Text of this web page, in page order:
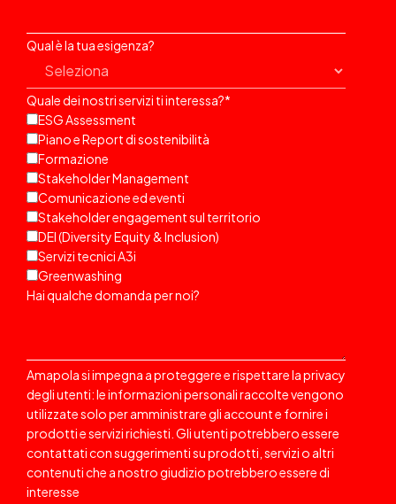
Qual è la tua esigenza?
Quale dei nostri servizi ti interessa?*
ESG Assessment
Piano e Report di sostenibilità
Formazione
Stakeholder Management
Comunicazione ed eventi
Stakeholder engagement sul territorio
DEI (Diversity Equity & Inclusion)
Servizi tecnici A3i
Greenwashing
Hai qualche domanda per noi?
Amapola si impegna a proteggere e rispettare la privacy
degli utenti: le informazioni personali raccolte vengono
utilizzate solo per amministrare gli account e fornire i
prodotti e servizi richiesti. Gli utenti potrebbero essere
contattaticon suggerimenti su prodotti, servizi o altri
contenuti che a nostro giudizio potrebbero essere di
interesse